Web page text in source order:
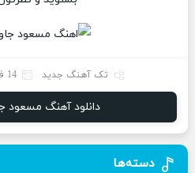
تک آهنگ جدید 14 فوریه 2022
دانلود آهنگ مسعود
دسته‌ها